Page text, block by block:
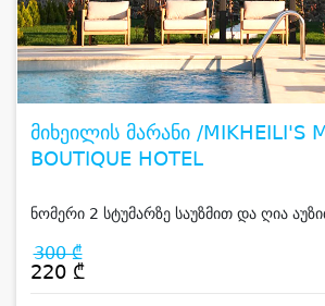
მიხეილის მარანი /MIKHEILI'S
BOUTIQUE HOTEL
ნომერი 2 სტუმარზე საუზმით და ღია
300 ₾
220 ₾